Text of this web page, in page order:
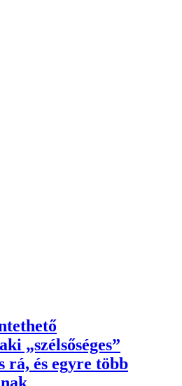
„szélsőséges”
és egyre több